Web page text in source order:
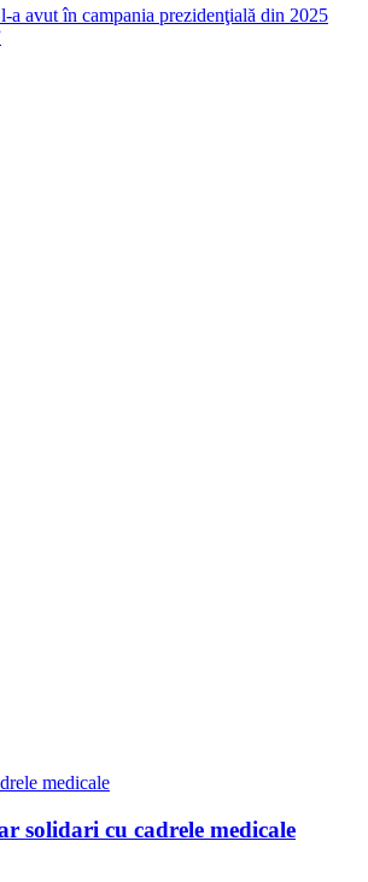
avut în campania prezidenţială din 2025
solidari cu cadrele medicale